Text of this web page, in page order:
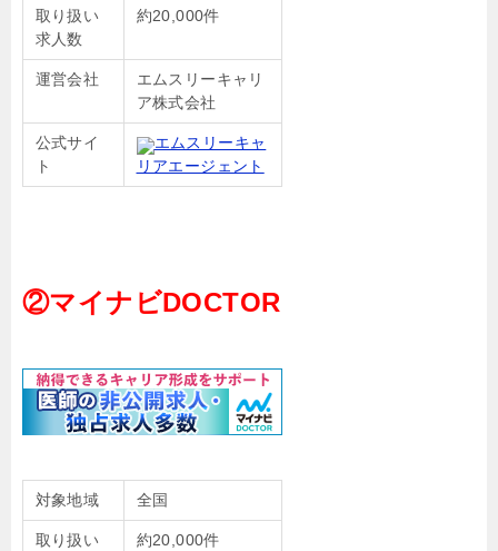
取り扱い
求人数
約20,000件
運営会社
エムスリーキャリ
ア株式会社
公式サイ
ト
エムスリーキャ
リアエージェント
②マイナビDOCTOR
対象地域 全国
取り扱い
約20,000件